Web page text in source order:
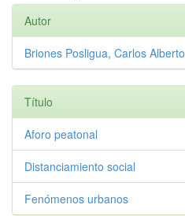
Autor
Briones Posligua, Carlos Alberto
Título
Aforo peatonal
Distanciamiento social
Fenómenos urbanos